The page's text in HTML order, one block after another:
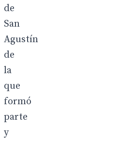
de
San
Agustín
de
la
que
formó
parte
y